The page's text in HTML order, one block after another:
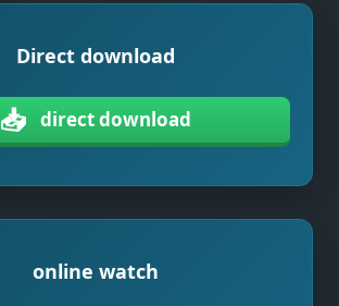
Direct download
📥 direct download
online watch